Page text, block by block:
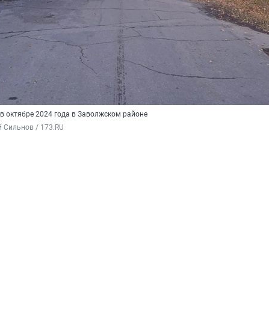
октябре 2024 года в Заволжском районе
Сильнов / 173.RU